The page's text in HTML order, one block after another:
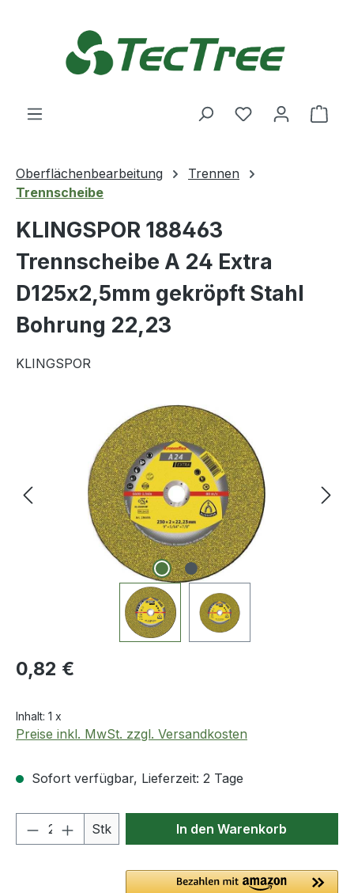
Du hast 0
Oberflächenbearbeitung
Trennen
Trennscheibe
KLINGSPOR 188463
Trennscheibe A 24 Extra
D125x2,5mm gekröpft Stahl
Bohrung 22,23
KLINGSPOR
Bildergalerie überspringen
Regulärer Preis:
0,82 €
Inhalt: 1 x
Preise inkl. MwSt. zzgl. Versandkosten
Sofort verfügbar, Lieferzeit: 2 Tage
Produkt Anzahl: Gib den
Stk In den Warenkorb